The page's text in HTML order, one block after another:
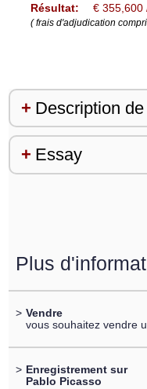
Résultat:
€ 355,600
( frais d'adjudication
Description
Essay
Plus
> Vendre
vous souhaitez vendre
> Enregistrement sur
Pablo Picasso